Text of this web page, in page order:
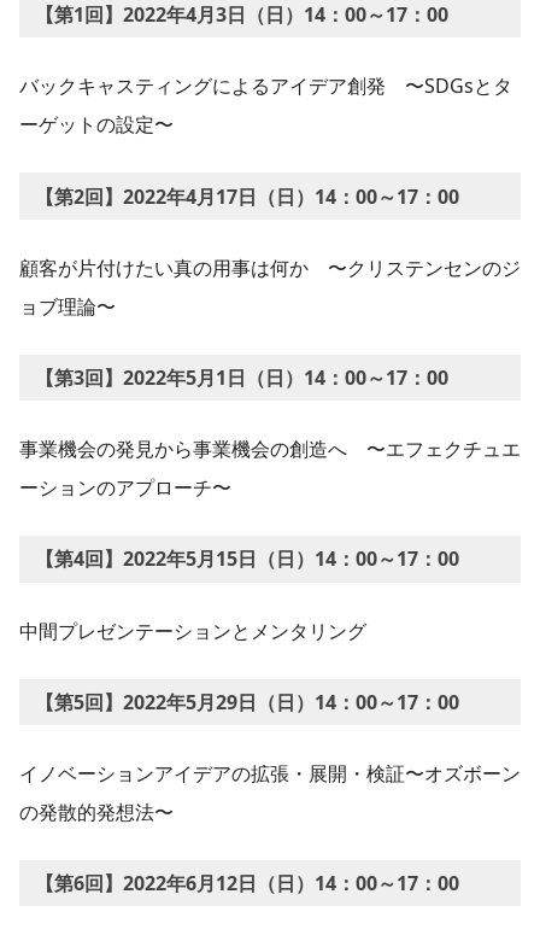
【第1回】2022年4月3日（日）14：00～17：00
バックキャスティングによるアイデア創発 〜SDGsとタ
ーゲットの設定〜
【第2回】2022年4月17日（日）14：00～17：00
顧客が片付けたい真の用事は何か 〜クリステンセンのジ
ョブ理論〜
【第3回】2022年5月1日（日）14：00～17：00
事業機会の発見から事業機会の創造へ 〜エフェクチュエ
ーションのアプローチ〜
【第4回】2022年5月15日（日）14：00～17：00
中間プレゼンテーションとメンタリング
【第5回】2022年5月29日（日）14：00～17：00
イノベーションアイデアの拡張・展開・検証〜オズボーン
の発散的発想法〜
【第6回】2022年6月12日（日）14：00～17：00